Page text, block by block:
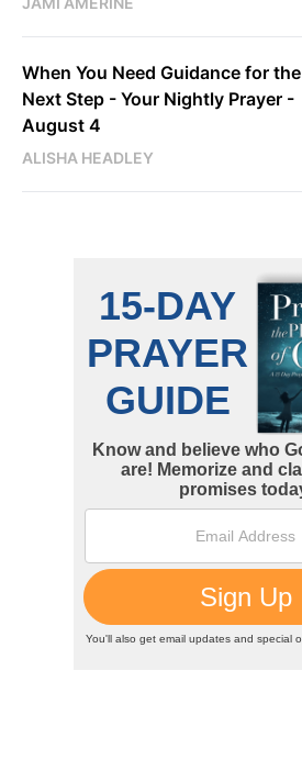
When You Need Guidance for the
Next Step - Your Nightly Prayer -
August 4
ALISHA HEADLEY